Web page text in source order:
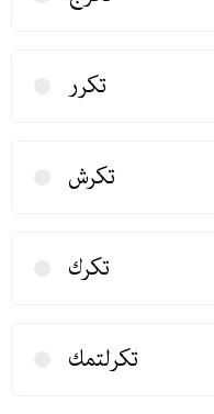
تكرر
تكرش
تكرك
تكرلتمك